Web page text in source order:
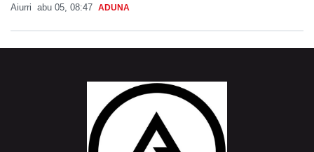
Aiurri abu 05, 08:47 ADUNA